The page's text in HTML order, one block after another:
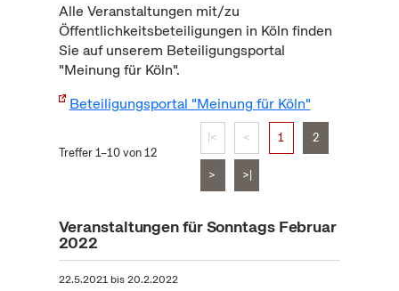
Alle Veranstaltungen mit/zu
Öffentlichkeitsbeteiligungen in Köln finden
Sie auf unserem Beteiligungsportal
"Meinung für Köln".
Beteiligungsportal "Meinung für Köln"
Treffer 1–10 von 12
|< < 1 2
> >|
Veranstaltungen für Sonntags Februar
2022
22.5.2021bis20.2.2022